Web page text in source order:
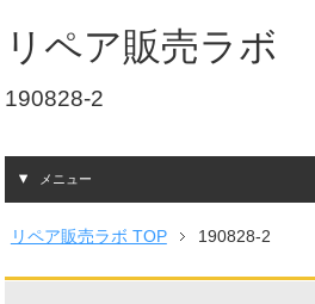
リペア販売ラボ
190828-2
メニュー
リペア販売ラボ TOP 190828-2